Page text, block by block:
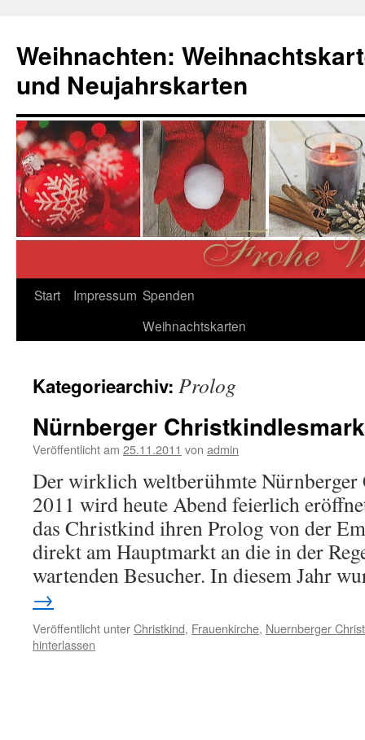
springen
Weihnachten:
und Neujahrskarten
Start Impressum Spenden
Weihnachtskarten
Kategoriearchiv: Prolog
Nürnberger
Veröffentlicht am 25.11.2011 von admin
Der wirklich weltberühmte
2011 wird heute Abend feierlich
das Christkind ihren Prolog von der
direkt am Hauptmarkt an die in der
wartenden Besucher. In diesem Jahr
→
Veröffentlicht unterChristkind, Frauenkirche, Nuernberger
hinterlassen